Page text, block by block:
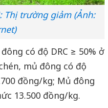
Thị trường giảm (Ảnh:
có độ DRC ≥ 50% ở
mủ đông có độ
đồng/kg; Mủ đông
13.500 đồng/kg.